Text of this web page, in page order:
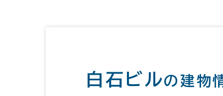
白石ビルの建物